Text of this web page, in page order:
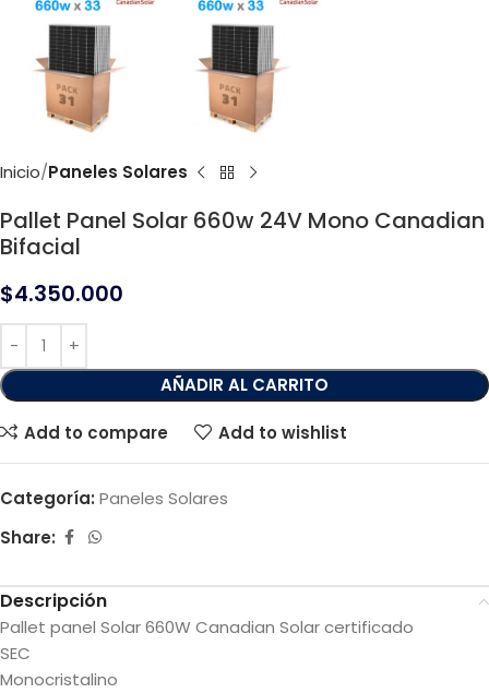
Inicio Paneles Solares
Pallet Panel Solar 660w 24V Mono Canadian
Bifacial
$4.350.000
AÑADIR AL CARRITO
Add to compare Add to wishlist
Categoría: Paneles Solares
Share:
Descripción
Pallet panel Solar 660W Canadian Solar certificado
SEC
Monocristalino